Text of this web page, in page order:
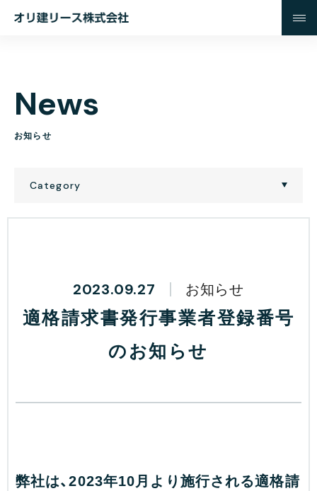
オ
ー
ス
株
News
お知らせ
Category
2023.09.27 お知らせ
適格請求書発行事業者登録番号
のお知らせ
弊社は、2023年10月より施行される適格請